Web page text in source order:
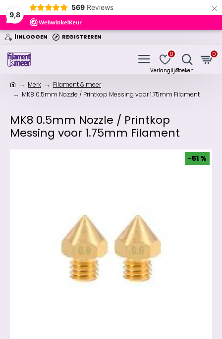
9,8
569 Reviews ×
|INLOGGEN REGISTREREN
0 0
Merk
Filament & meer
MK8 0.5mm Nozzle / Printkop Messing voor 1.75mm Filament
MK8 0.5mm Nozzle / Printkop
Messing voor 1.75mm Filament
-51 %